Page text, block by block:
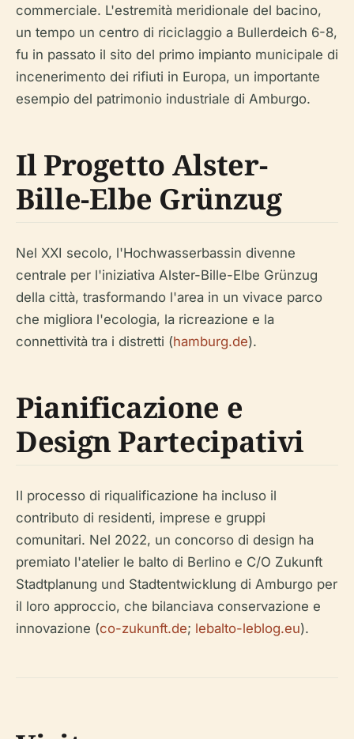
commerciale. L'estremità meridionale del bacino,
un tempo un centro di riciclaggio a Bullerdeich 6-8,
fu in passato il sito del primo impianto municipale di
incenerimento dei rifiuti in Europa, un importante
esempio del patrimonio industriale di Amburgo.
Il Progetto Alster-
Bille-Elbe Grünzug
Nel XXI secolo, l'Hochwasserbassin divenne
centrale per l'iniziativa Alster-Bille-Elbe Grünzug
della città, trasformando l'area in un vivace parco
che migliora l'ecologia, la ricreazione e la
connettività tra i distretti (hamburg.de).
Pianificazione e
Design Partecipativi
Il processo di riqualificazione ha incluso il
contributo di residenti, imprese e gruppi
comunitari. Nel 2022, un concorso di design ha
premiato l'atelier le balto di Berlino e C/O Zukunft
Stadtplanung und Stadtentwicklung di Amburgo per
il loro approccio, che bilanciava conservazione e
innovazione (co-zukunft.de; lebalto-leblog.eu).